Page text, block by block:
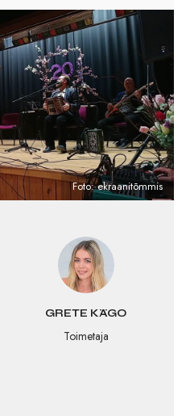
GRETE KÄGO
Toimetaja
Foto: ekraanitõmmis